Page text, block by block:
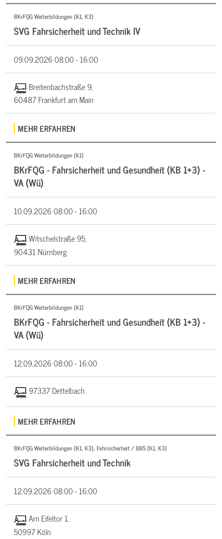
BKrFQG Weiterbildungen (K1, K3)
SVG Fahrsicherheit und Technik IV
09.09.202608:00 - 16:00
Breitenbachstraße 9,
60487 Frankfurt am Main
MEHR ERFAHREN
BKrFQG Weiterbildungen (K1)
BKrFQG - Fahrsicherheit und Gesundheit (KB 1+3) -
VA (Wü)
10.09.202608:00 - 16:00
Witschelstraße 95,
90431 Nürnberg
MEHR ERFAHREN
BKrFQG Weiterbildungen (K1)
BKrFQG - Fahrsicherheit und Gesundheit (KB 1+3) -
VA (Wü)
12.09.202608:00 - 16:00
97337 Dettelbach
MEHR ERFAHREN
BKrFQG Weiterbildungen (K1, K3), Fahrsicherheit / BBS (K1, K3)
SVG Fahrsicherheit und Technik
12.09.202608:00 - 16:00
Am Eifeltor 1,
50997 Köln